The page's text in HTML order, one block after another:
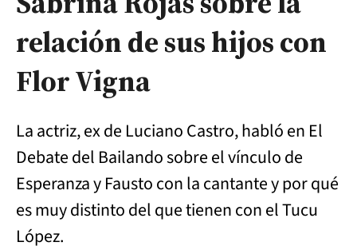
relación de sus hijos con
Flor Vigna
La actriz, ex de Luciano Castro, habló en El
Debate del Bailando sobre el vínculo de
Esperanza y Fausto con la cantante y por qué
es muy distinto del que tienen con el Tucu
López.